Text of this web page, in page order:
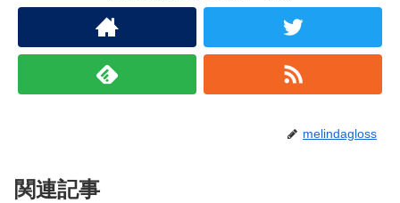
melindagloss
関連記事